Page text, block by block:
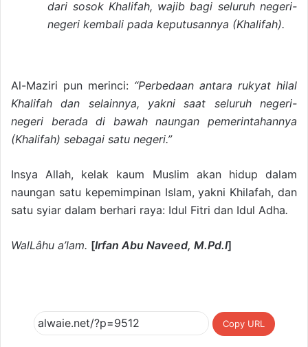
dari sosok Khalifah, wajib bagi seluruh negeri-
negeri kembali pada keputusannya (Khalifah).
Al-Maziri pun merinci: “Perbedaan antara rukyat hilal
Khalifah dan selainnya, yakni saat seluruh negeri-
negeri berada di bawah naungan pemerintahannya
(Khalifah) sebagai satu negeri.”
Insya Allah, kelak kaum Muslim akan hidup dalam
naungan satu kepemimpinan Islam, yakni Khilafah, dan
satu syiar dalam berhari raya: Idul Fitri dan Idul Adha.
WalLâhu a’lam. [Irfan Abu Naveed, M.Pd.I]
Copy URL